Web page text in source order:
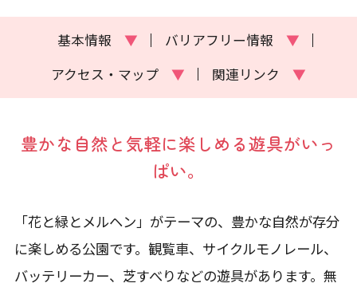
基本情報 ▼ バリアフリー情報
▼
アクセス・マップ
▼ 関連リンク ▼
豊かな自然と気軽に楽しめる遊具がいっ
ぱい。
「花と緑とメルヘン」がテーマの、豊かな自然が存分
に楽しめる公園です。観覧車、サイクルモノレール、
バッテリーカー、芝すべりなどの遊具があります。無